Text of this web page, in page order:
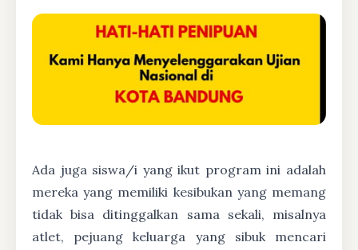
Ada juga siswa/i yang ikut program ini adalah
mereka yang memiliki kesibukan yang memang
tidak bisa ditinggalkan sama sekali, misalnya
atlet, pejuang keluarga yang sibuk mencari